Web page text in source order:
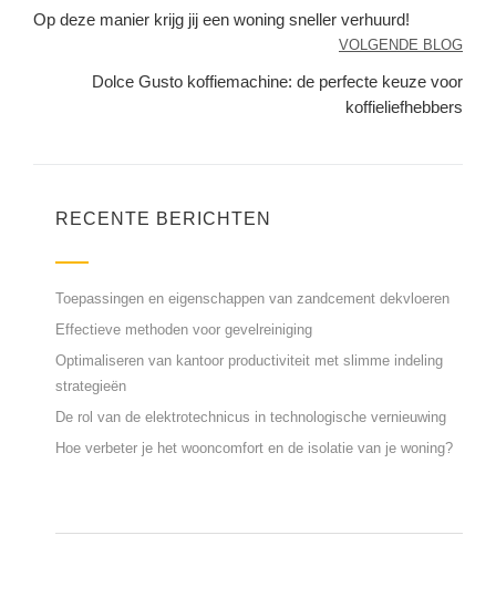
Op deze manier krijg jij een woning sneller verhuurd!
VOLGENDE BLOG
Dolce Gusto koffiemachine: de perfecte keuze voor
koffieliefhebbers
RECENTE BERICHTEN
Toepassingen en eigenschappen van zandcement dekvloeren
Effectieve methoden voor gevelreiniging
Optimaliseren van kantoor productiviteit met slimme indeling
strategieën
De rol van de elektrotechnicus in technologische vernieuwing
Hoe verbeter je het wooncomfort en de isolatie van je woning?